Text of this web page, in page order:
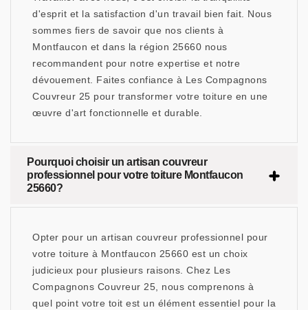
d'esprit et la satisfaction d'un travail bien fait. Nous
sommes fiers de savoir que nos clients à
Montfaucon et dans la région 25660 nous
recommandent pour notre expertise et notre
dévouement. Faites confiance à Les Compagnons
Couvreur 25 pour transformer votre toiture en une
œuvre d'art fonctionnelle et durable.
Pourquoi choisir un artisan couvreur
professionnel pour votre toiture Montfaucon
25660?
Opter pour un artisan couvreur professionnel pour
votre toiture à Montfaucon 25660 est un choix
judicieux pour plusieurs raisons. Chez Les
Compagnons Couvreur 25, nous comprenons à
quel point votre toit est un élément essentiel pour la